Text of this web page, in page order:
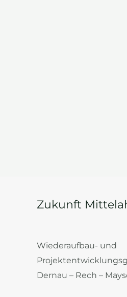
Zukunft
Wiederaufbau- und
Dernau – Rech –